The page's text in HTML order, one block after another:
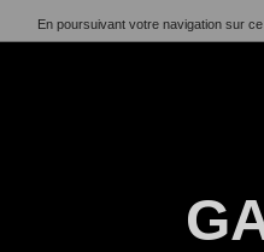
En poursuivant votre navigation sur